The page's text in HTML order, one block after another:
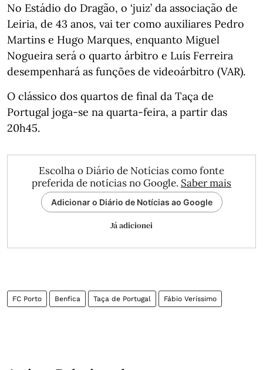
No Estádio do Dragão, o ‘juiz’ da associação de
Leiria, de 43 anos, vai ter como auxiliares Pedro
Martins e Hugo Marques, enquanto Miguel
Nogueira será o quarto árbitro e Luís Ferreira
desempenhará as funções de videoárbitro (VAR).
O clássico dos quartos de final da Taça de
Portugal joga-se na quarta-feira, a partir das
20h45.
Escolha o Diário de Notícias como fonte
preferida de notícias no Google. Saber mais
Adicionar o Diário de Notícias ao Google
Já adicionei
FC Porto Benfica Taça de Portugal Fábio Veríssimo